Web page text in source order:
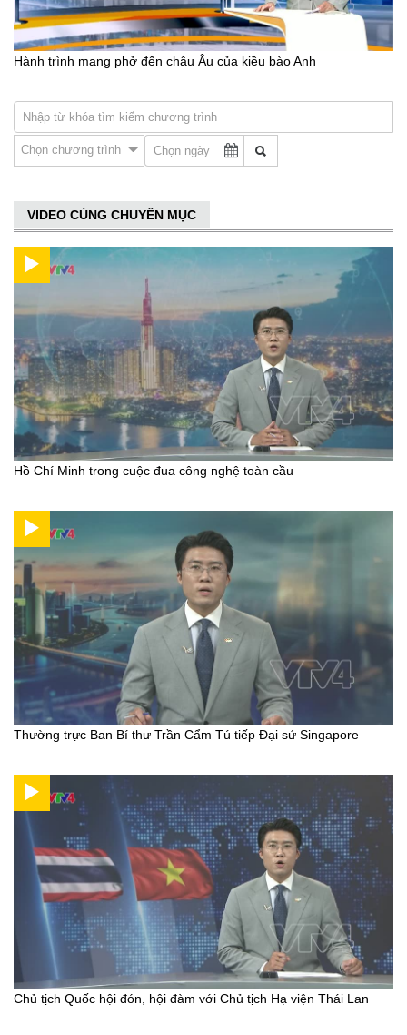
Hành trình mang phở đến châu Âu của kiều bào Anh
Chọn chương trình
VIDEO CÙNG CHUYÊN MỤC
Hồ Chí Minh trong cuộc đua công nghệ toàn cầu
Thường trực Ban Bí thư Trần Cẩm Tú tiếp Đại sứ Singapore
Chủ tịch Quốc hội đón, hội đàm với Chủ tịch Hạ viện Thái Lan